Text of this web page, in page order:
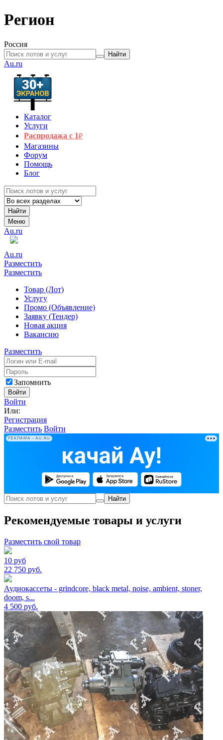
Регион
Россия
Найти
Au.ru
Каталог
Услуги
Распродажа с 1₽
Магазины
Форум
Помощь
Блог
Найти
Меню
Au.ru
Au.ru
Разместить
Разместить
Товар (Лот)
Услугу
Промо (Объявление)
Заявку (Тендер)
Новая акция
Вакансию
Разместить
Запомнить
Войти
Войти
Или:
Регистрация
Разместить Войти
РЕКЛАМА • AU.RU
Найти
Рекомендуемые товары и услуги
Разместить свой товар
10 руб
22 750 руб.
Аудиокассеты - grindcore, black metal, noise, ambient, stoner,
doom, s...
4 500 руб.